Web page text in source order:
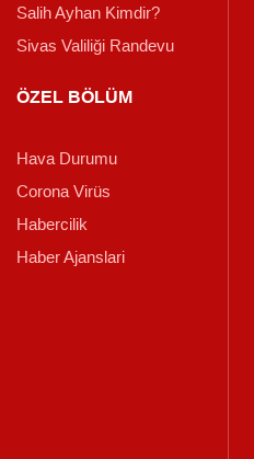
Salih Ayhan Kimdir?
Sivas Valiliği Randevu
ÖZEL BÖLÜM
Hava Durumu
Corona Virüs
Habercilik
Haber Ajanslari